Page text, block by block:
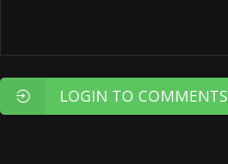
LOGIN TO COMMENTS